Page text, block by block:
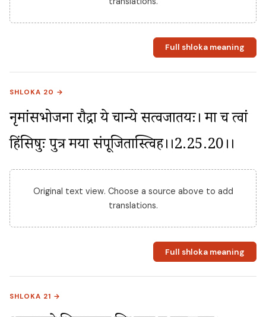
Full shloka meaning
SHLOKA 20 →
नृमांसभोजना रौद्रा ये चान्ये सत्वजातयः। मा च त्वां
हिंसिषुः पुत्र मया संपूजितास्त्विह।।2.25.20।।
Original text view. Choose a source above to add
translations.
Full shloka meaning
SHLOKA 21 →